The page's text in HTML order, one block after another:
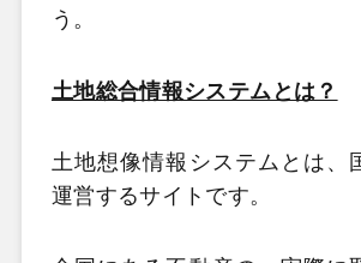
う。
土地総合情報システムとは？
土地想像情報システムとは、
運営するサイトです。